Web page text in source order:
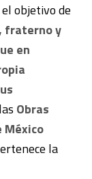
objetivo de
fraterno y
en
Obras
México
la